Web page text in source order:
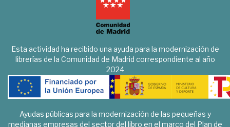
Esta actividad ha recibido una ayuda para la modernización de
librerías de la Comunidad de Madrid correspondiente al año
2024
Ayudas públicas para la modernización de las pequeñas y
medianas empresas del sector del libro en el marco del Plan de